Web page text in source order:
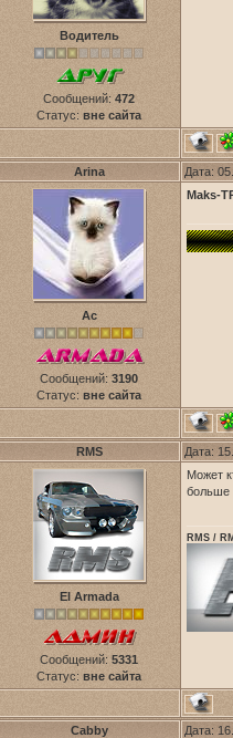
Водитель
Сообщений: 472
Статус: вне сайта
Arina Дата:
Ас
Сообщений: 3190
Статус: вне сайта
Maks-
RMS Дата:
El Armada
Сообщений: 5331
Статус: вне сайта
Может
больше
RMS /
Cabby Дата: